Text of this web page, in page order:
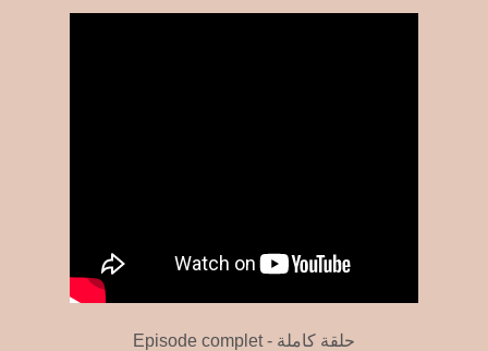
Episode complet - حلقة كاملة